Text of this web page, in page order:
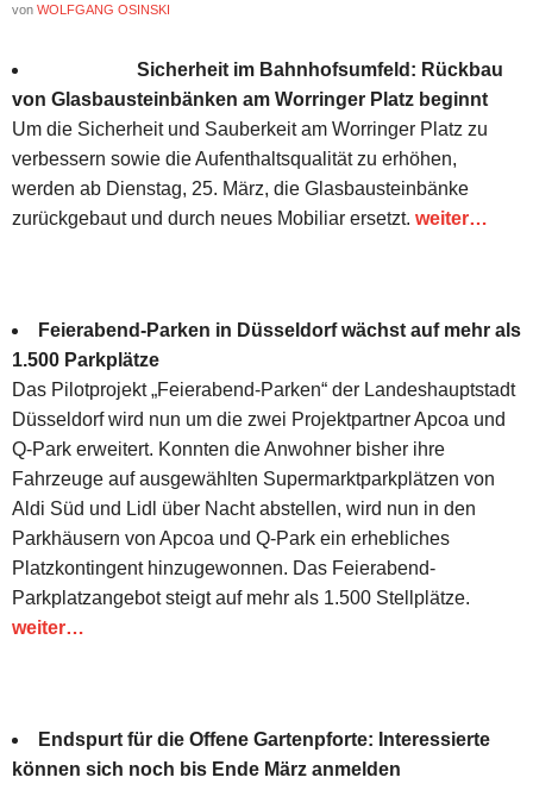
von WOLFGANG OSINSKI
Sicherheit im Bahnhofsumfeld: Rückbau
von Glasbausteinbänken am Worringer Platz beginnt
Um die Sicherheit und Sauberkeit am Worringer Platz zu
verbessern sowie die Aufenthaltsqualität zu erhöhen,
werden ab Dienstag, 25. März, die Glasbausteinbänke
zurückgebaut und durch neues Mobiliar ersetzt. weiter…
Feierabend-Parken in Düsseldorf wächst auf mehr als
1.500 Parkplätze
Das Pilotprojekt „Feierabend-Parken“ der Landeshauptstadt
Düsseldorf wird nun um die zwei Projektpartner Apcoa und
Q-Park erweitert. Konnten die Anwohner bisher ihre
Fahrzeuge auf ausgewählten Supermarktparkplätzen von
Aldi Süd und Lidl über Nacht abstellen, wird nun in den
Parkhäusern von Apcoa und Q-Park ein erhebliches
Platzkontingent hinzugewonnen. Das Feierabend-
Parkplatzangebot steigt auf mehr als 1.500 Stellplätze.
weiter…
Endspurt für die Offene Gartenpforte: Interessierte
können sich noch bis Ende März anmelden